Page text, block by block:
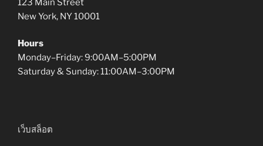
New York, NY 10001
Hours
Monday–Friday: 9:00AM–5:00PM
Saturday & Sunday: 11:00AM–3:00PM
เว็บสล็อต